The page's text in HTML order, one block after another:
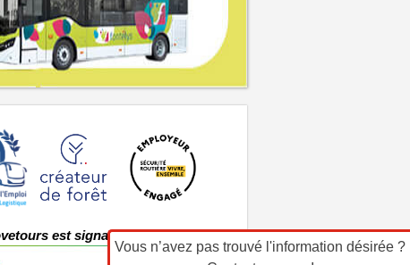
est signataire de la charte
Vous n’avez pas trouvé l'information désirée ?